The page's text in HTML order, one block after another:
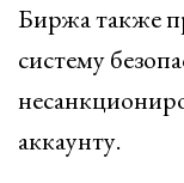
Биржа также
систему
аккаунту.